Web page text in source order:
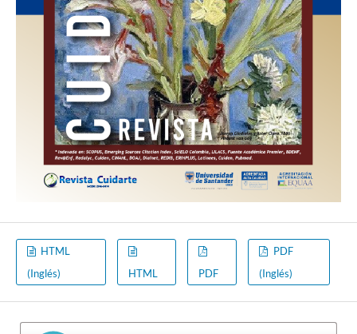
HTML
(Inglés)
HTML PDF
PDF
(Inglés)